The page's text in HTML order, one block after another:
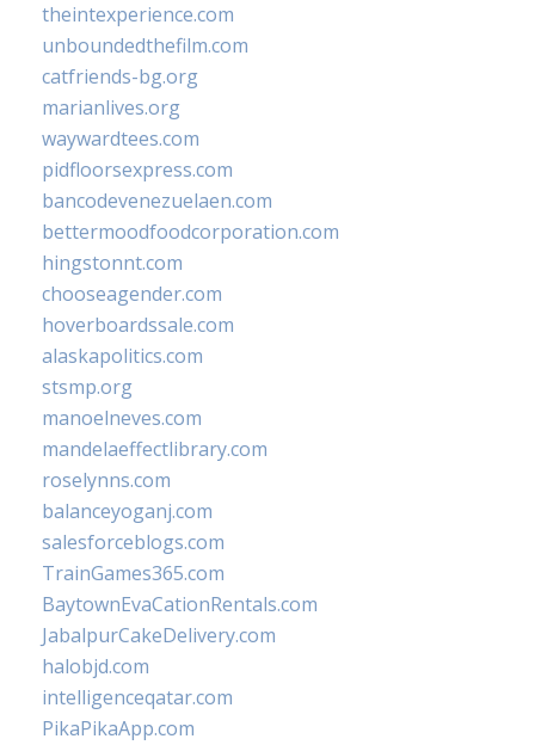
theintexperience.com
unboundedthefilm.com
catfriends-bg.org
marianlives.org
waywardtees.com
pidfloorsexpress.com
bancodevenezuelaen.com
bettermoodfoodcorporation.com
hingstonnt.com
chooseagender.com
hoverboardssale.com
alaskapolitics.com
stsmp.org
manoelneves.com
mandelaeffectlibrary.com
roselynns.com
balanceyoganj.com
salesforceblogs.com
TrainGames365.com
BaytownEvaCationRentals.com
JabalpurCakeDelivery.com
halobjd.com
intelligenceqatar.com
PikaPikaApp.com